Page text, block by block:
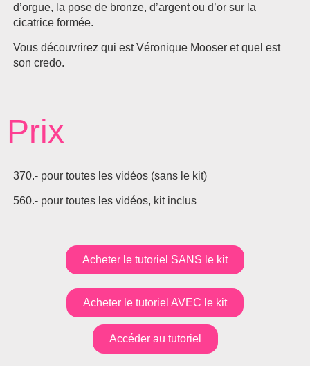
d’orgue, la pose de bronze, d’argent ou d’or sur la
cicatrice formée.
Vous découvrirez qui est Véronique Mooser et quel est
son credo.
Prix
370.- pour toutes les vidéos (sans le kit)
560.- pour toutes les vidéos, kit inclus
Acheter le tutoriel SANS le kit
Acheter le tutoriel AVEC le kit
Accéder au tutoriel